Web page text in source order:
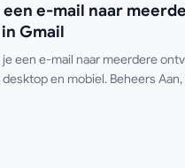
een e-mail naar
Gmail
je een e-mail naar meerdere
en mobiel. Beheers